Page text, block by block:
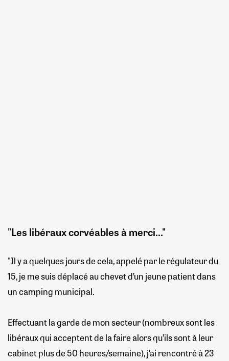
"Les libéraux corvéables à merci..."
"Il y a quelques jours de cela, appelé par le régulateur du
15, je me suis déplacé au chevet d’un jeune patient dans
un camping municipal.
Effectuant la garde de mon secteur (nombreux sont les
libéraux qui acceptent de la faire alors qu’ils sont à leur
cabinet plus de 50 heures/semaine), j’ai rencontré à 23